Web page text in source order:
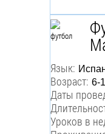
Язык:
Возраст: 6-
Даты
Уроков в